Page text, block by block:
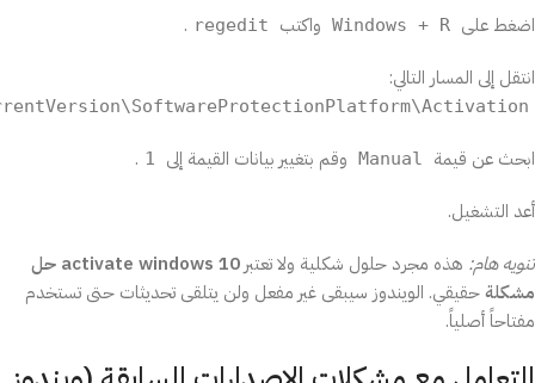
اضغط على Windows + R واكتب regedit
.
انتقل إلى المسار التالي:
ابحث عن قيمة Manual وقم بتغيير بيانات القيمة إلى 1
.
أعد التشغيل.
تنويه هام: هذه مجرد حلول شكلية ولا تعتبر
activate windows 10 حل
مشكلةحقيقي. الويندوز سيبقى غير مفعل ولن يتلقى تحديثات حتى تستخدم
مفتاحاً أصلياً.